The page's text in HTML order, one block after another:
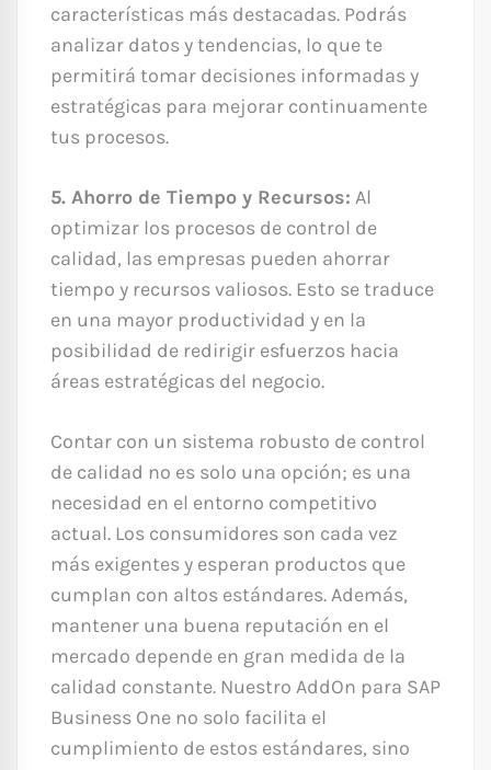
características más destacadas. Podrás
analizar datos y tendencias, lo que te
permitirá tomar decisiones informadas y
estratégicas para mejorar continuamente
tus procesos.
5. Ahorro de Tiempo y Recursos: Al
optimizar los procesos de control de
calidad, las empresas pueden ahorrar
tiempo y recursos valiosos. Esto se traduce
en una mayor productividad y en la
posibilidad de redirigir esfuerzos hacia
áreas estratégicas del negocio.
Contar con un sistema robusto de control
de calidad no es solo una opción; es una
necesidad en el entorno competitivo
actual. Los consumidores son cada vez
más exigentes y esperan productos que
cumplan con altos estándares. Además,
mantener una buena reputación en el
mercado depende en gran medida de la
calidad constante. Nuestro AddOn para SAP
Business One no solo facilita el
cumplimiento de estos estándares, sino